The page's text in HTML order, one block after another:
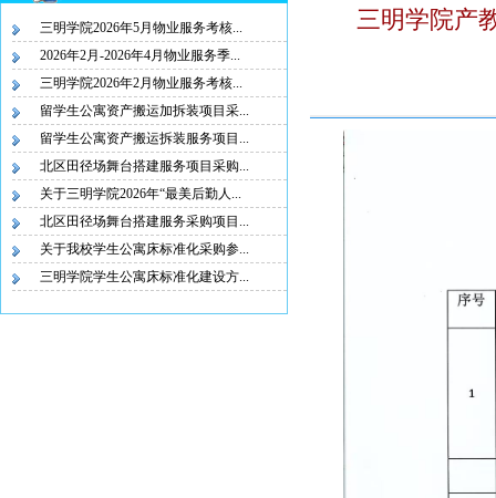
三明学院2026年5月物业服务考核...
2026年2月-2026年4月物业服务季...
三明学院2026年2月物业服务考核...
留学生公寓资产搬运加拆装项目采...
留学生公寓资产搬运拆装服务项目...
北区田径场舞台搭建服务项目采购...
关于三明学院2026年“最美后勤人...
北区田径场舞台搭建服务采购项目...
关于我校学生公寓床标准化采购参...
三明学院学生公寓床标准化建设方...
三明学院产